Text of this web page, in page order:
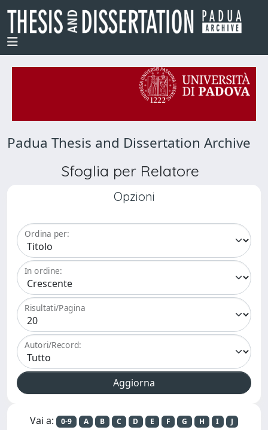
Padua Thesis and Dissertation Archive
Sfoglia per Relatore
Opzioni
Ordina per:
In ordine:
Risultati/Pagina
Autori/Record:
Vai a: 0-9 A B C D E F G H I
J